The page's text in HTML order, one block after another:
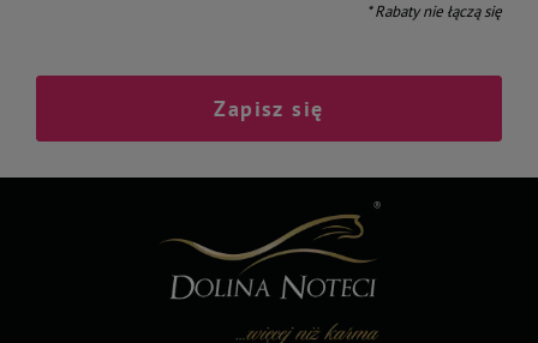
* Rabaty nie łączą się
Zapisz się